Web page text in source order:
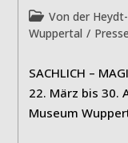
Beitrags-
Kategorie:
Von der
Wuppertal /
SACHLICH –
22. März bis 30.
Museum